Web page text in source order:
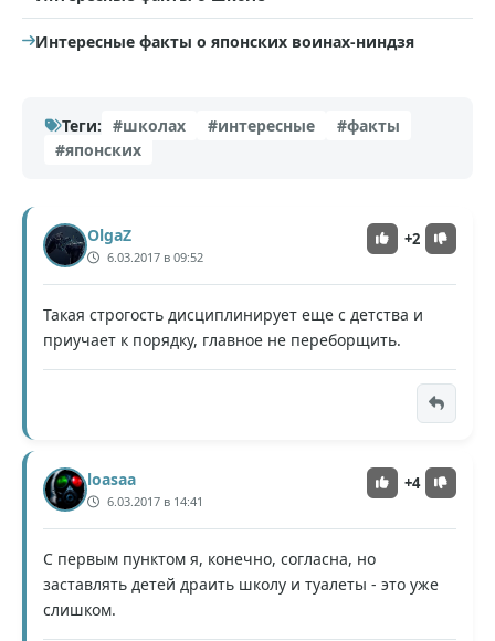
Интересные факты о японских воинах-ниндзя
Теги: #школах #интересные
#факты
#японских
OlgaZ
6.03.2017 в 09:52
+2
Такая строгость дисциплинирует еще с детства и
приучает к порядку, главное не переборщить.
loasaa
6.03.2017 в 14:41
+4
С первым пунктом я, конечно, согласна, но
заставлять детей драить школу и туалеты - это уже
слишком.